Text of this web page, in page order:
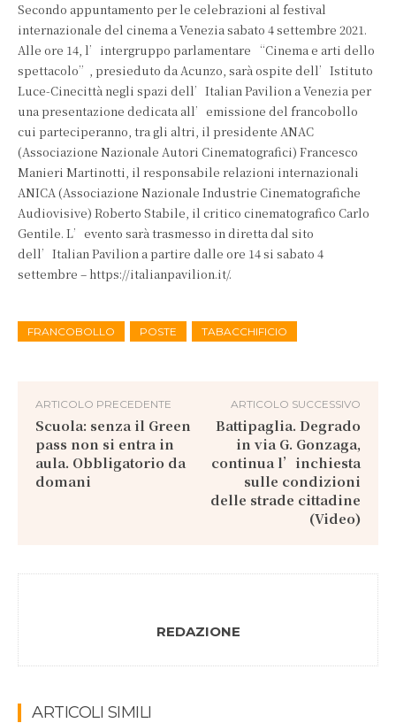
Secondo appuntamento per le celebrazioni al festival
internazionale del cinema a Venezia sabato 4 settembre 2021.
Alle ore 14, l’intergruppo parlamentare “Cinema e arti dello
spettacolo”, presieduto da Acunzo, sarà ospite dell’Istituto
Luce-Cinecittà negli spazi dell’Italian Pavilion a Venezia per
una presentazione dedicata all’emissione del francobollo
cui parteciperanno, tra gli altri, il presidente ANAC
(Associazione Nazionale Autori Cinematografici) Francesco
Manieri Martinotti, il responsabile relazioni internazionali
ANICA (Associazione Nazionale Industrie Cinematografiche
Audiovisive) Roberto Stabile, il critico cinematografico Carlo
Gentile. L’evento sarà trasmesso in diretta dal sito
dell’Italian Pavilion a partire dalle ore 14 si sabato 4
settembre – https://italianpavilion.it/.
FRANCOBOLLO POSTE TABACCHIFICIO
ARTICOLO PRECEDENTE
Scuola: senza il Green
pass non si entra in
aula. Obbligatorio da
domani
ARTICOLO SUCCESSIVO
Battipaglia. Degrado
in via G. Gonzaga,
continua l’inchiesta
sulle condizioni
delle strade cittadine
(Video)
REDAZIONE
ARTICOLI SIMILI